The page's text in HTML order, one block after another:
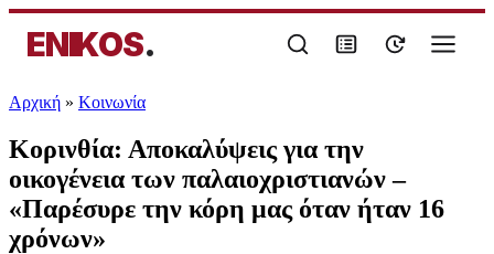
ENIKOS.
Αρχική » Κοινωνία
Κορινθία: Αποκαλύψεις για την
οικογένεια των παλαιοχριστιανών –
«Παρέσυρε την κόρη μας όταν ήταν 16
χρόνων»